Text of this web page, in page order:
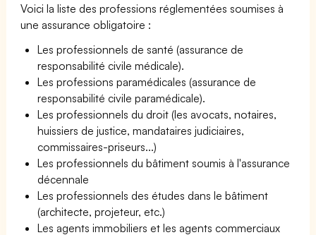
Voici la liste des professions réglementées soumises à
une assurance obligatoire :
Les professionnels de santé (assurance de
responsabilité civile médicale).
Les professions paramédicales (assurance de
responsabilité civile paramédicale).
Les professionnels du droit (les avocats, notaires,
huissiers de justice, mandataires judiciaires,
commissaires-priseurs...)
Les professionnels du bâtiment soumis à l'assurance
décennale
Les professionnels des études dans le bâtiment
(architecte, projeteur, etc.)
Les agents immobiliers et les agents commerciaux